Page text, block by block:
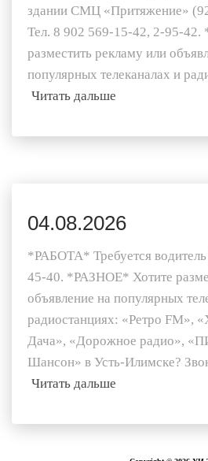
здании СМЦ «Притяжение»
Тел. 8 902 569-15-42, 2-95-
разместить рекламу или
популярных телеканалах и
Читать дальше
04.08.2026
*РАБОТА* Требуется
45-40. *РАЗНОЕ* Хотите
объявление на популярных
радиостанциях: «Ретро FM»,
Дача», «Дорожное радио»,
Шансон» в Усть-Илимске?
Читать дальше